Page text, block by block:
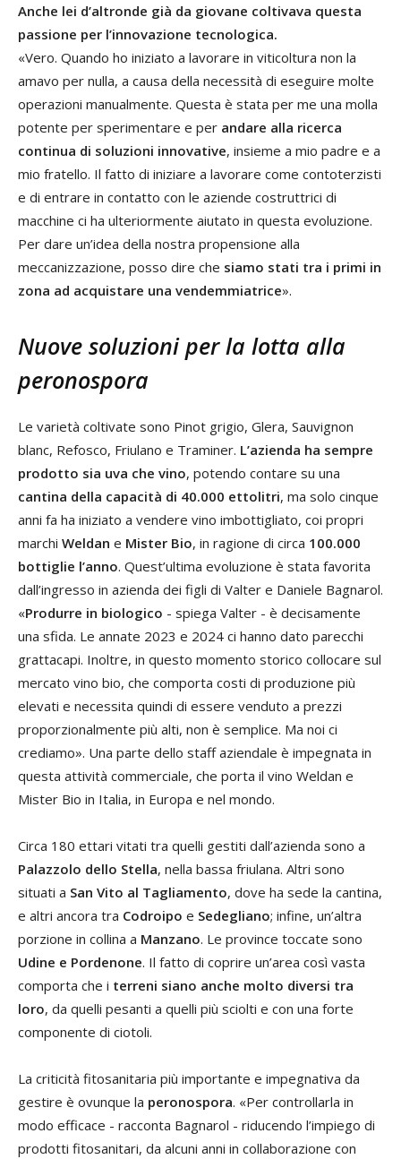
Anche lei d’altronde già da giovane coltivava questa
passione per l’innovazione tecnologica.
«Vero. Quando ho iniziato a lavorare in viticoltura non la
amavo per nulla, a causa della necessità di eseguire molte
operazioni manualmente. Questa è stata per me una molla
potente per sperimentare e per andare alla ricerca
continua di soluzioni innovative, insieme a mio padre e a
mio fratello. Il fatto di iniziare a lavorare come contoterzisti
e di entrare in contatto con le aziende costruttrici di
macchine ci ha ulteriormente aiutato in questa evoluzione.
Per dare un’idea della nostra propensione alla
meccanizzazione, posso dire che siamo stati tra i primi in
zona ad acquistare una vendemmiatrice».
Nuove soluzioni per la lotta alla
peronospora
Le varietà coltivate sono Pinot grigio, Glera, Sauvignon
blanc, Refosco, Friulano e Traminer. L’azienda ha sempre
prodotto sia uva che vino, potendo contare su una
cantina della capacità di 40.000 ettolitri, ma solo cinque
anni fa ha iniziato a vendere vino imbottigliato, coi propri
marchi Weldan e Mister Bio, in ragione di circa 100.000
bottiglie l’anno. Quest’ultima evoluzione è stata favorita
dall’ingresso in azienda dei figli di Valter e Daniele Bagnarol.
«Produrre in biologico - spiega Valter - è decisamente
una sfida. Le annate 2023 e 2024 ci hanno dato parecchi
grattacapi. Inoltre, in questo momento storico collocare sul
mercato vino bio, che comporta costi di produzione più
elevati e necessita quindi di essere venduto a prezzi
proporzionalmente più alti, non è semplice. Ma noi ci
crediamo». Una parte dello staff aziendale è impegnata in
questa attività commerciale, che porta il vino Weldan e
Mister Bio in Italia, in Europa e nel mondo.
Circa 180 ettari vitati tra quelli gestiti dall’azienda sono a
Palazzolo dello Stella, nella bassa friulana. Altri sono
situati a San Vito al Tagliamento, dove ha sede la cantina,
e altri ancora tra Codroipo e Sedegliano; infine, un’altra
porzione in collina a Manzano. Le province toccate sono
Udine e Pordenone. Il fatto di coprire un’area così vasta
comporta che i terreni siano anche molto diversi tra
loro, da quelli pesanti a quelli più sciolti e con una forte
componente di ciotoli.
La criticità fitosanitaria più importante e impegnativa da
gestire è ovunque la peronospora. «Per controllarla in
modo efficace - racconta Bagnarol - riducendo l’impiego di
prodotti fitosanitari, da alcuni anni in collaborazione con